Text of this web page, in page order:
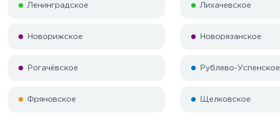
Ленинградское Лихачевское
Новорижское Новорязанское
Рогачёвское Рублево-Успенское
Фряновское Щелковское